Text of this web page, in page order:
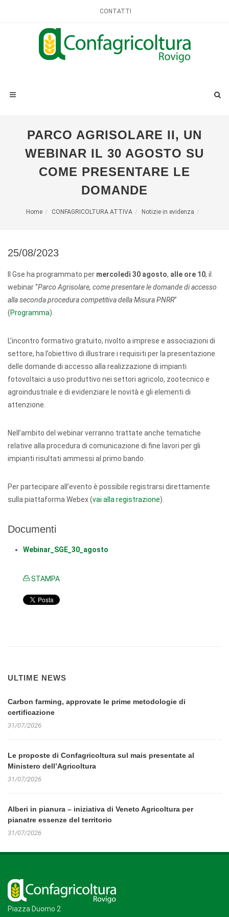
CONTATTI
PARCO AGRISOLARE II, UN
WEBINAR IL 30 AGOSTO SU
COME PRESENTARE LE
DOMANDE
Home CONFAGRICOLTURA ATTIVA Notizie in evidenza
25/08/2023
Il Gse ha programmato per mercoledì 30 agosto, alle ore 10, il
webinar “Parco Agrisolare, come presentare le domande di accesso
alla seconda procedura competitiva della Misura PNRR”
(Programma).
L’incontro formativo gratuito, rivolto a imprese e associazioni di
settore, ha l’obiettivo di illustrare i requisiti per la presentazione
delle domande di accesso alla realizzazione di impianti
fotovoltaici a uso produttivo nei settori agricolo, zootecnico e
agroindustriale e di evidenziare le novità e gli elementi di
attenzione.
Nell’ambito del webinar verranno trattate anche tematiche
relative alla procedura di comunicazione di fine lavori per gli
impianti risultati ammessi al primo bando.
Per partecipare all’evento è possibile registrarsi direttamente
sulla piattaforma Webex (vai alla registrazione).
Documenti
Webinar_SGE_30_agosto
STAMPA
ULTIME NEWS
Carbon farming, approvate le prime metodologie di
certificazione
31/07/2026
Le proposte di Confagricoltura sul mais presentate al
Ministero dell’Agricoltura
31/07/2026
Alberi in pianura – iniziativa di Veneto Agricoltura per
pianatre essenze del territorio
31/07/2026
Piazza Duomo 2